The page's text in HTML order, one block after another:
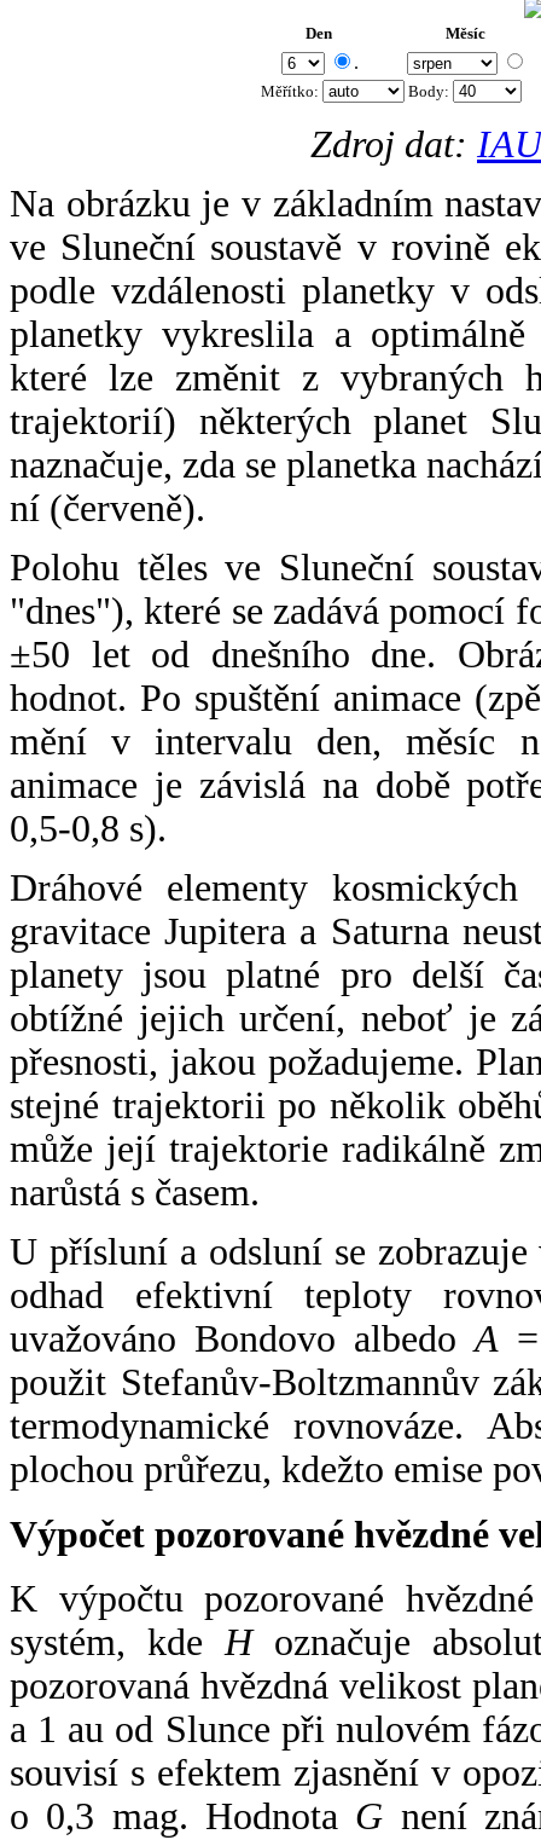
Den Měsíc
.
Měřítko: Body:
Zdroj dat:
Na obrázku je v základním
ve Sluneční soustavě v rovině
podle vzdálenosti planetky v
planetky vykreslila a
které lze změnit z vybraných
trajektorií) některých planet
naznačuje, zda se planetka
ní (červeně).
Polohu těles ve Sluneční
"dnes"), které se zadává pomocí
±50 let od dnešního dne.
hodnot. Po spuštění animace
mění v intervalu den, měsíc
animace je závislá na době
0,5-0,8 s).
Dráhové elementy
gravitace Jupitera a Saturna
planety jsou platné pro delší
obtížné jejich určení, neboť je
přesnosti, jakou požadujeme.
stejné trajektorii po několik
může její trajektorie radikálně
narůstá s časem.
U přísluní a odsluní se
odhad efektivní teploty
uvažováno Bondovo albedoA
použit Stefanův-Boltzmannův
termodynamické rovnováze.
plochou průřezu, kdežto emise
Výpočet pozorované hvězdné
K výpočtu pozorované
systém, kde Hoznačuje
pozorovaná hvězdná velikost
a 1 au od Slunce při nulovém
souvisí s efektem zjasnění v
o 0,3 mag. Hodnota G není